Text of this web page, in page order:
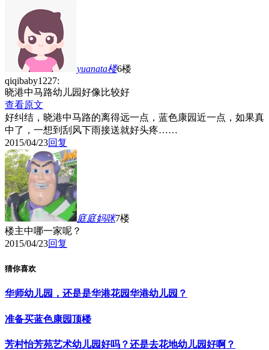
yuanata楼6楼
qiqibaby1227:
晓港中马路幼儿园好像比较好
查看原文
好纠结，晓港中马路的离得远一点，蓝色康园近一点，如果真
中了，一想到刮风下雨接送就好头疼……
2015/04/23回复
庭庭妈咪7楼
楼主中哪一家呢？
2015/04/23回复
猜你喜欢
华师幼儿园，还是是华港花园华港幼儿园？
准备买蓝色康园顶楼
芳村怡芳苑艺术幼儿园好吗？还是去花地幼儿园好啊？